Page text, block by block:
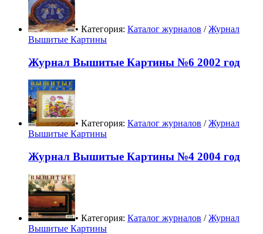
• Категория: Каталог журналов /Журнал
Вышитые Картины
Журнал Вышитые Картины №6 2002 год
• Категория: Каталог журналов /Журнал
Вышитые Картины
Журнал Вышитые Картины №4 2004 год
• Категория: Каталог журналов /Журнал
Вышитые Картины